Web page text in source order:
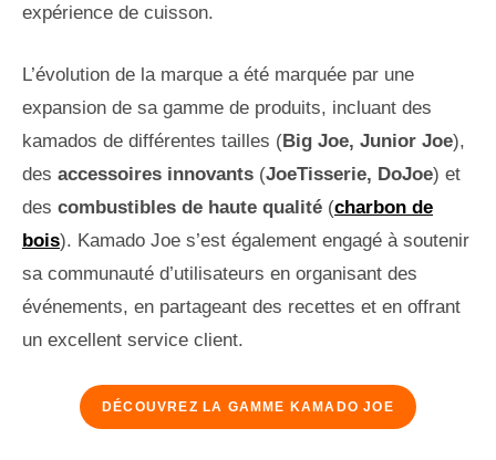
expérience de cuisson.
L’évolution de la marque a été marquée par une
expansion de sa gamme de produits, incluant des
kamados de différentes tailles (Big Joe, Junior Joe),
des accessoires innovants (JoeTisserie, DoJoe) et
des combustibles de haute qualité (charbon de
bois). Kamado Joe s’est également engagé à soutenir
sa communauté d’utilisateurs en organisant des
événements, en partageant des recettes et en offrant
un excellent service client.
DÉCOUVREZ LA GAMME KAMADO JOE